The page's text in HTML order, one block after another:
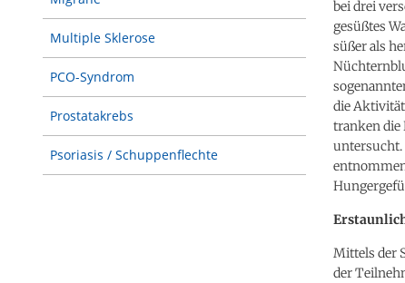
Multiple Sklerose
PCO-Syndrom
Prostatakrebs
Psoriasis / Schuppenflechte
bei drei
gesüßtes
süßer als
die Aktivität
tranken die
untersucht.
Mittels der
der